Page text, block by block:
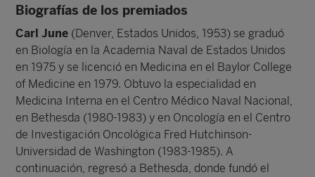
Biografías de los premiados
Carl June (Denver, Estados Unidos, 1953) se graduó
en Biología en la Academia Naval de Estados Unidos
en 1975 y se licenció en Medicina en el Baylor College
of Medicine en 1979. Obtuvo la especialidad en
Medicina Interna en el Centro Médico Naval Nacional,
en Bethesda (1980-1983) y en Oncología en el Centro
de Investigación Oncológica Fred Hutchinson-
Universidad de Washington (1983-1985). A
continuación, regresó a Bethesda, donde fundó el